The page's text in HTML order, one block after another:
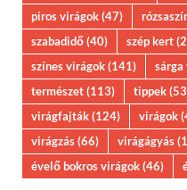
piros virágok(47)
szabadidő(40) szép kert
színes virágok(141) sárga
természet(113) tippek
virágfajták(124) virágok
virágzás(66) virágágyás
évelő bokros virágok(46)